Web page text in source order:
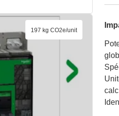
197 kg CO2e/unit